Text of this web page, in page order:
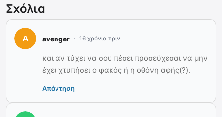
Σχόλια
avenger 16 χρόνια πριν
και αν τύχει να σου πέσει προσεύχεσαι να μην
έχει χτυπήσει ο φακός ή η οθόνη αφής(?).
Απάντηση